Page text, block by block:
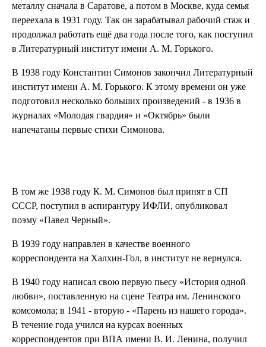
металлу сначала в Саратове, а потом в Москве, куда семья
переехала в 1931 году. Так он зарабатывал рабочий стаж и
продолжал работать ещё два года после того, как поступил
в Литературный институт имени А. М. Горького.
В 1938 году Константин Симонов закончил Литературный
институт имени А. М. Горького. К этому времени он уже
подготовил несколько больших произведений - в 1936 в
журналах «Молодая гвардия» и «Октябрь» были
напечатаны первые стихи Симонова.
В том же 1938 году К. М. Симонов был принят в СП
СССР, поступил в аспирантуру ИФЛИ, опубликовал
поэму «Павел Черный».
В 1939 году направлен в качестве военного
корреспондента на Халхин-Гол, в институт не вернулся.
В 1940 году написал свою первую пьесу «История одной
любви», поставленную на сцене Театра им. Ленинского
комсомола; в 1941 - вторую - «Парень из нашего города».
В течение года учился на курсах военных
корреспондентов при ВПА имени В. И. Ленина, получил